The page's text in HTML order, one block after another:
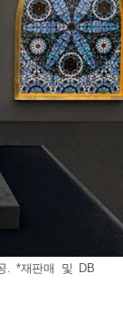
. *재판매 및 DB